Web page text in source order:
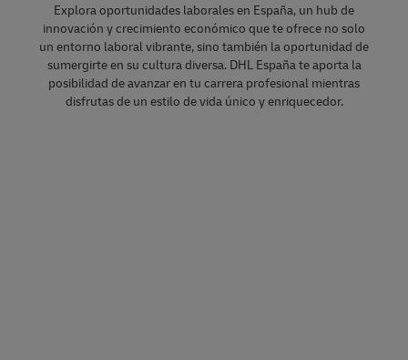
Explora oportunidades laborales en España, un hub de
innovación y crecimiento económico que te ofrece no solo
un entorno laboral vibrante, sino también la oportunidad de
sumergirte en su cultura diversa. DHL España te aporta la
posibilidad de avanzar en tu carrera profesional mientras
disfrutas de un estilo de vida único y enriquecedor.